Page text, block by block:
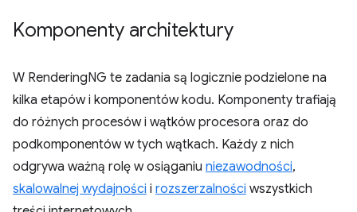
Komponenty architektury
W RenderingNG te zadania są logicznie podzielone na
kilka etapów i komponentów kodu. Komponenty trafiają
do różnych procesów i wątków procesora oraz do
podkomponentów w tych wątkach. Każdy z nich
odgrywa ważną rolę w osiąganiu niezawodności,
skalowalnej wydajności i rozszerzalności wszystkich